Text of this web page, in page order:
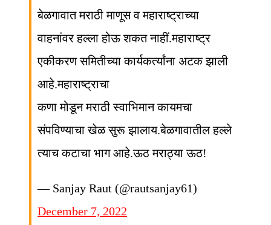
बेळगावात मराठी माणूस व महाराष्ट्राच्या
वाहनांवर हल्ला होऊ शकत नाहीं.महाराष्ट्र
एकीकरण समितीच्या कार्यकर्त्यांना अटक झाली
आहे.महाराष्ट्राचा
कणा मोडून मराठी स्वाभिमान कायमचा
संपविण्याचा खेळ सुरू झालाय.बेळगावातील हल्ले
त्याच कटाचा भाग आहे.ऊठ मराठ्या ऊठ!
— Sanjay Raut (@rautsanjay61)
December 7, 2022